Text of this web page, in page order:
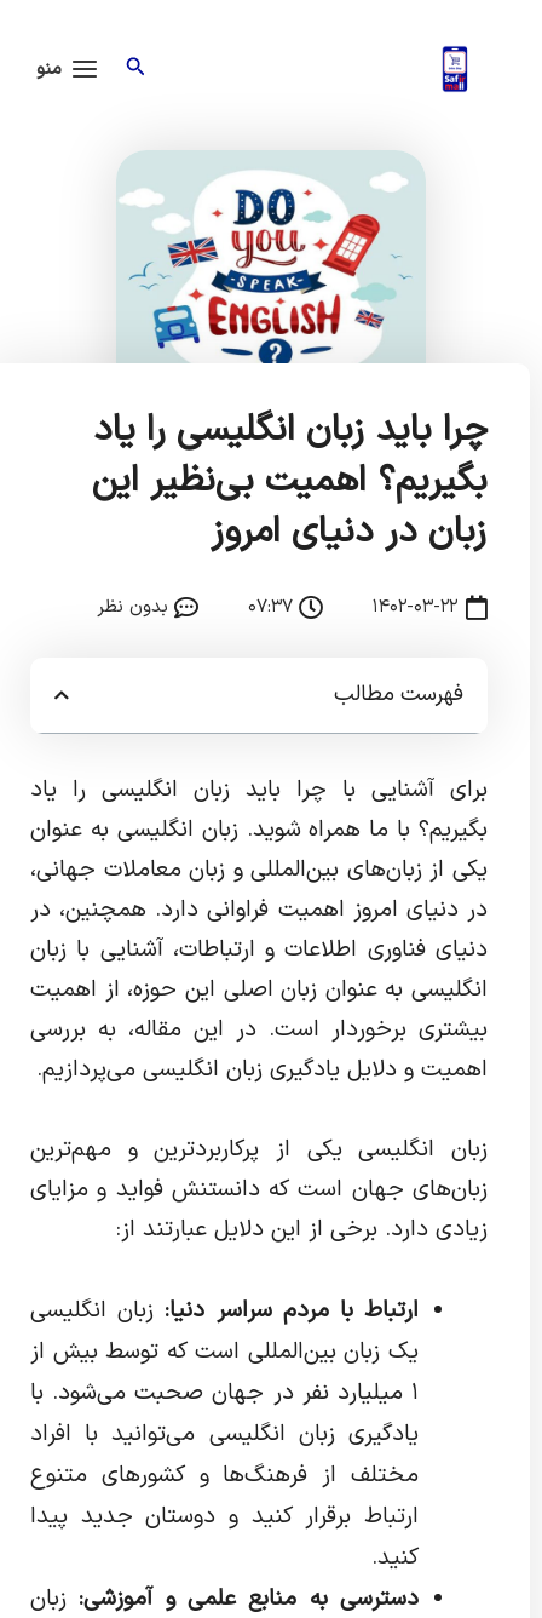
جستجوMenu
منو
چرا باید زبان انگلیسی را یاد
بگیریم؟ اهمیت بی‌نظیر این
زبان در دنیای امروز
۱۴۰۲-۰۳-۲۲ ۰۷:۳۷ بدون نظر
فهرست مطالب
برای آشنایی با چرا باید زبان انگلیسی را یاد
بگیریم؟ با ما همراه شوید. زبان انگلیسی به عنوان
یکی از زبان‌های بین‌المللی و زبان معاملات جهانی،
در دنیای امروز اهمیت فراوانی دارد. همچنین، در
دنیای فناوری اطلاعات و ارتباطات، آشنایی با زبان
انگلیسی به عنوان زبان اصلی این حوزه، از اهمیت
بیشتری برخوردار است. در این مقاله، به بررسی
اهمیت و دلایل یادگیری زبان انگلیسی می‌پردازیم.
زبان انگلیسی یکی از پرکاربردترین و مهم‌ترین
زبان‌های جهان است که دانستنش فواید و مزایای
زیادی دارد. برخی از این دلایل عبارتند از:
ارتباط با مردم سراسر دنیا:زبان انگلیسی
یک زبان بین‌المللی است که توسط بیش از
۱ میلیارد نفر در جهان صحبت می‌شود. با
یادگیری زبان انگلیسی می‌توانید با افراد
مختلف از فرهنگ‌ها و کشورهای متنوع
ارتباط برقرار کنید و دوستان جدید پیدا
کنید.
دسترسی به منابع علمی و آموزشی:زبان